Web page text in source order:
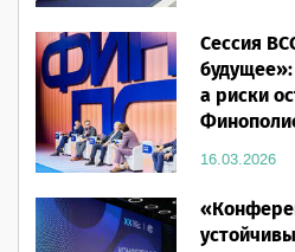
Сессия
а риски
16.03.2026